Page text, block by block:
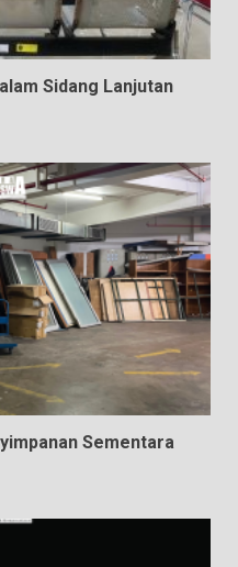
Sidang Lanjutan
Sementara